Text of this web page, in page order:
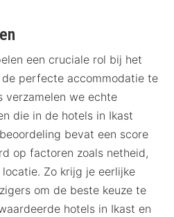
een cruciale rol bij het
perfecte accommodatie te
verzamelen we echte
die in de hotels in Ikast
bevat een score
op factoren zoals netheid,
Zo krijg je eerlijke
om de beste keuze te
hotels in Ikast en